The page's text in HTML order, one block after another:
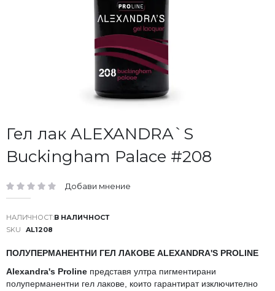
Гел лак ALEXANDRA`S
Buckingham Palace #208
рейтинг: Добави мнение
В НАЛИЧНОСТ
SKU
AL1208
ПОЛУПЕРМАНЕНТНИ ГЕЛ ЛАКОВЕ ALEXANDRA'S PROLINE
Alexandra's Proline представя ултра пигментирани
полуперманентни гел лакове, които гарантират изключително
Преминете
към
началото
на
със
снимки